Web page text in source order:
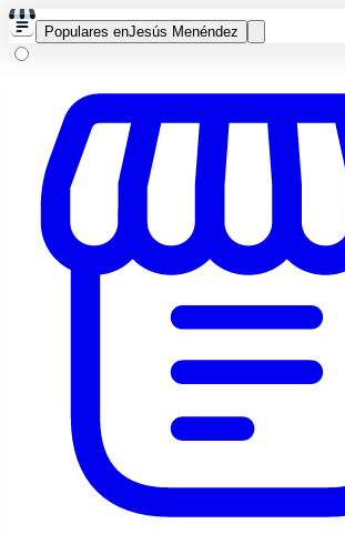
Populares enJesús Menéndez